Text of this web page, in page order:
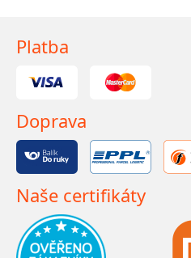
Platba
Doprava
Naše certifikáty